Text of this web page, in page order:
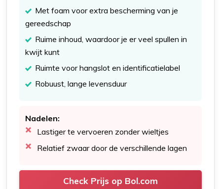
Met foam voor extra bescherming van je
gereedschap
Ruime inhoud, waardoor je er veel spullen in
kwijt kunt
Ruimte voor hangslot en identificatielabel
Robuust, lange levensduur
Nadelen:
Lastiger te vervoeren zonder wieltjes
Relatief zwaar door de verschillende lagen
Check Prijs op Bol.com